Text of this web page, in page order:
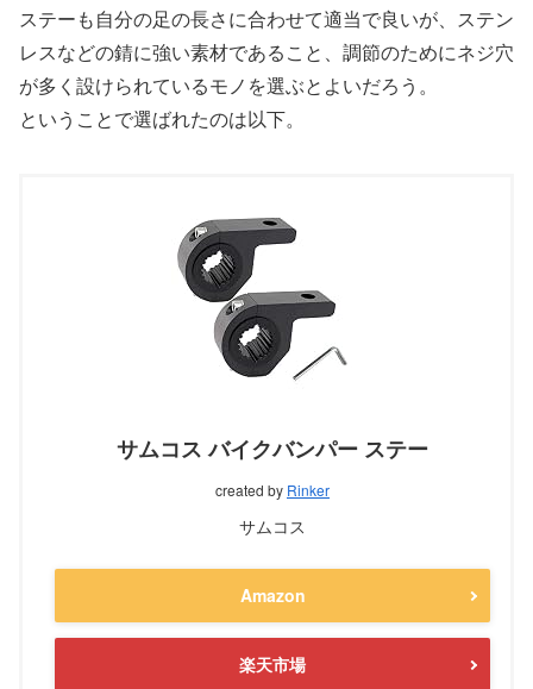
ステーも自分の足の長さに合わせて適当で良いが、ステン
レスなどの錆に強い素材であること、調節のためにネジ穴
が多く設けられているモノを選ぶとよいだろう。
ということで選ばれたのは以下。
サムコス バイクバンパー ステー
created by Rinker
サムコス
Amazon
楽天市場